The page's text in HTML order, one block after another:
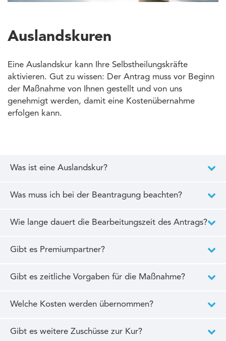
Auslandskuren
Eine Auslandskur kann Ihre Selbstheilungskräfte
aktivieren. Gut zu wissen: Der Antrag muss vor Beginn
der Maßnahme von Ihnen gestellt und von uns
genehmigt werden, damit eine Kostenübernahme
erfolgen kann.
Was ist eine Auslandskur?
Was muss ich bei der Beantragung beachten?
Wie lange dauert die Bearbeitungszeit des Antrags?
Gibt es Premiumpartner?
Gibt es zeitliche Vorgaben für die Maßnahme?
Welche Kosten werden übernommen?
Gibt es weitere Zuschüsse zur Kur?